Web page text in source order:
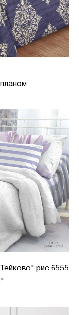
рис 6555